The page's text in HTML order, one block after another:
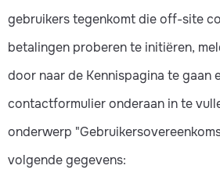
gebruikers tegenkomt die off-site
betalingen proberen te initiëren,
door naar de Kennispagina te gaan
contactformulier onderaan in te
onderwerp
volgende gegevens: